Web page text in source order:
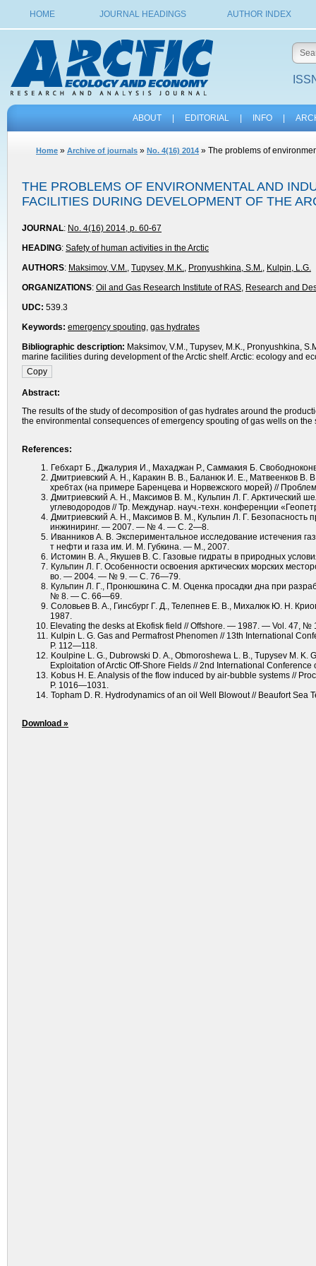
HOME JOURNAL HEADINGS AUTHOR INDEX
ABOUT EDITORIAL INFO
Home » Archive of journals » No. 4(16) 2014 » The problems of
THE PROBLEMS OF ENVIRONMENTAL AND
FACILITIES DURING DEVELOPMENT OF THE
JOURNAL: No. 4(16) 2014, p. 60-67
HEADING: Safety of human activities in the Arctic
AUTHORS: Maksimov, V.M., Tupysev, M.K., Pronyushkina, S.M., Kulpin, L.G.
ORGANIZATIONS: Oil and Gas Research Institute of RAS, Research and
UDC: 539.3
Keywords: emergency spouting, gas hydrates
Bibliographic description: Maksimov, V.M., Tupysev, M.K., Pronyushkina,
marine facilities during development of the Arctic shelf. Arctic: ecology and
Abstract:
The results of the study of decomposition of gas hydrates around the
the environmental consequences of emergency spouting of gas wells on the
References:
Гебхарт Б., Джалурия И., Махаджан Р., Саммакия Б.
Дмитриевский А. Н., Каракин В. В., Баланюк И. Е., Матвеенков В.
хребтах (на примере Баренцева и Норвежского морей) //
Дмитриевский А. Н., Максимов В. М., Кульпин Л. Г. Арктический
углеводородов // Тр. Междунар. науч.-техн. конференции
Дмитриевский А. Н., Максимов В. М., Кульпин Л. Г. Безопасность
инжиниринг. — 2007. — № 4. — С. 2—8.
Иванников А. В. Экспериментальное исследование истечения
т нефти и газа им. И. М. Губкина. — М., 2007.
Истомин В. А., Якушев В. С. Газовые гидраты в природных
Кульпин Л. Г. Особенности освоения арктических морских
во. — 2004. — № 9. — С. 76—79.
Кульпин Л. Г., Пронюшкина С. М. Оценка просадки дна при
№ 8. — С. 66—69.
Соловьев В. А., Гинсбург Г. Д., Телепнев Е. В., Михалюк Ю. Н.
1987.
Elevating the desks at Ekofisk field // Offshore. — 1987. — Vol. 47,
Kulpin L. G. Gas and Permafrost Phenomen // 13th International
P. 112—118.
Koulpine L. G., Dubrowski D. A., Obmoroshewa L. B., Tupysev M.
Exploitation of Arctic Off-Shore Fields // 2nd International
Kobus H. E. Analysis of the flow induced by air-bubble systems //
Р. 1016—1031.
Topham D. R. Hydrodynamics of an oil Well Blowout // Beaufort
Download »